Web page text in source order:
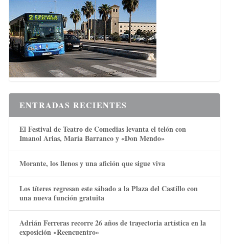
ENTRADAS RECIENTES
El Festival de Teatro de Comedias levanta el telón con
Imanol Arias, María Barranco y «Don Mendo»
Morante, los llenos y una afición que sigue viva
Los títeres regresan este sábado a la Plaza del Castillo con
una nueva función gratuita
Adrián Ferreras recorre 26 años de trayectoria artística en la
exposición «Reencuentro»